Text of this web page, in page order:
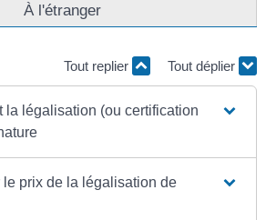
À l'étranger
Tout replier Tout déplier
la légalisation (ou certification
prix de la légalisation de